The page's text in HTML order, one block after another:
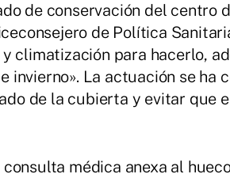
de conservación del centro
de Política
climatización para hacerlo,
invierno». La actuación se ha
de la cubierta y evitar que
médica anexa al